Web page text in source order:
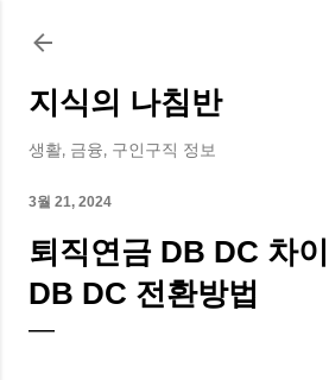
지식의 나침반
생활, 금융, 구인구직 정보
3월 21, 2024
퇴직연금 DB DC 차
DB DC 전환방법